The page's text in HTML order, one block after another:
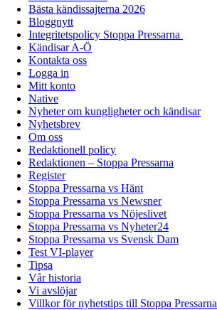
Bästa kändissajterna 2026
Bloggnytt
Integritetspolicy Stoppa Pressarna
Kändisar A-Ö
Kontakta oss
Logga in
Mitt konto
Native
Nyheter om kungligheter och kändisar
Nyhetsbrev
Om oss
Redaktionell policy
Redaktionen – Stoppa Pressarna
Register
Stoppa Pressarna vs Hänt
Stoppa Pressarna vs Newsner
Stoppa Pressarna vs Nöjeslivet
Stoppa Pressarna vs Nyheter24
Stoppa Pressarna vs Svensk Dam
Test VI-player
Tipsa
Vår historia
Vi avslöjar
Villkor för nyhetstips till Stoppa Pressarna